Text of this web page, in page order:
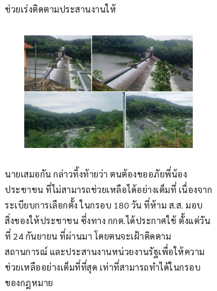
ช่วยเร่งติดตามประสานงานให้
นายเสมอกัน กล่าวทิ้งท้ายว่า ตนต้องขออภัยพี่น้อง
ประชาชน ที่ไม่สามารถช่วยเหลือได้อย่างเต็มที่ เนื่องจาก
ระเบียบการเลือกตั้ง ในกรอบ 180 วัน ที่ห้าม ส.ส. มอบ
สิ่งของให้ประชาชน ซึ่งทาง กกต.ได้ประกาศใช้ ตั้งแต่วัน
ที่ 24 กันยายน ที่ผ่านมา โดยตนจะเฝ้าติดตาม
สถานการณ์ และประสานงานหน่วยงานรัฐเพื่อให้ความ
ช่วยเหลืออย่างเต็มที่ที่สุด เท่าที่สามารถทำได้ในกรอบ
ของกฎหมาย